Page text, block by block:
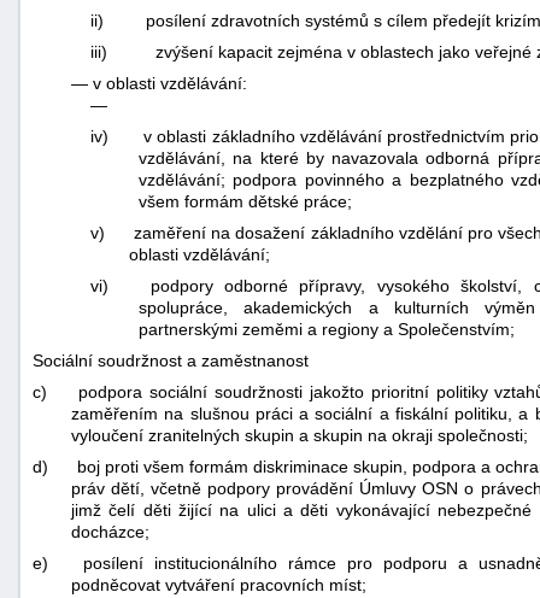
ii)
posílení zdravotních systémů s cílem předejít
iii)
zvýšení kapacit zejména v oblastech jako veřejné
— v oblasti vzdělávání:
—
iv)
v oblasti základního vzdělávání prostřednictvím
vzdělávání, na které by navazovala odborná
vzdělávání; podpora povinného a bezplatného
všem formám dětské práce;
v)
zaměření na dosažení základního vzdělání pro
oblasti vzdělávání;
vi)
podpory odborné přípravy, vysokého školství,
spolupráce, akademických a kulturních
partnerskými zeměmi a regiony a Společenstvím;
Sociální soudržnost a zaměstnanost
c)
podpora sociální soudržnosti jakožto prioritní politiky
zaměřením na slušnou práci a sociální a fiskální politiku, a
vyloučení zranitelných skupin a skupin na okraji společnosti;
d)
boj proti všem formám diskriminace skupin, podpora a
práv dětí, včetně podpory provádění Úmluvy OSN o
jimž čelí děti žijící na ulici a děti vykonávající
docházce;
e)
posílení institucionálního rámce pro podporu a
podněcovat vytváření pracovních míst;